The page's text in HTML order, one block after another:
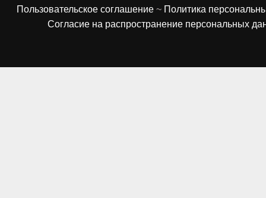
Пользовательское соглашение ~ Политика
Согласие на распространение персональных